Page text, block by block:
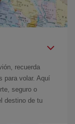
recuerda
para volar. Aquí
seguro o
destino de tu